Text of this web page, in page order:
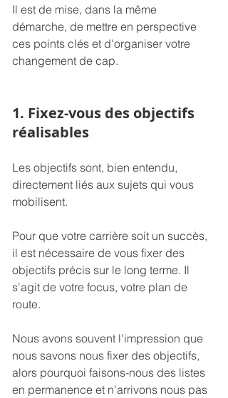
Il est de mise, dans la même
démarche, de mettre en perspective
ces points clés et d'organiser votre
changement de cap.
1. Fixez-vous des objectifs
réalisables
Les objectifs sont, bien entendu,
directement liés aux sujets qui vous
mobilisent.
Pour que votre carrière soit un succès,
il est nécessaire de vous fixer des
objectifs précis sur le long terme. Il
s'agit de votre focus, votre plan de
route.
Nous avons souvent l'impression que
nous savons nous fixer des objectifs,
alors pourquoi faisons-nous des listes
en permanence et n'arrivons nous pas